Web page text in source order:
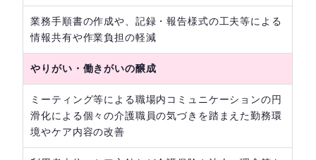
業務手順書の作成や、記録・報告様式の工夫等による
情報共有や作業負担の軽減
やりがい・働きがいの醸成
ミーティング等による職場内コミュニケーションの円
滑化による個々の介護職員の気づきを踏まえた勤務環
境やケア内容の改善